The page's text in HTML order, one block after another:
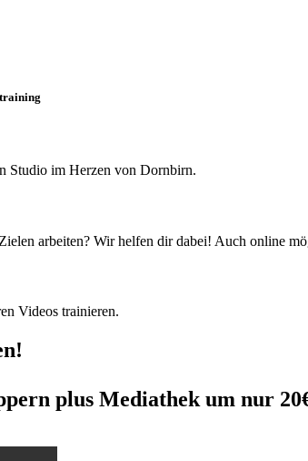
Studio im Herzen von Dornbirn.
arbeiten? Wir helfen dir dabei! Auch online
Videos trainieren.
plus Mediathek um nur